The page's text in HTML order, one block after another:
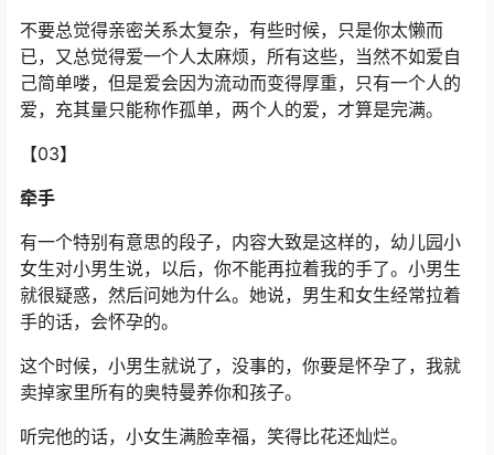
不要总觉得亲密关系太复杂，有些时候，只是你太懒而
已，又总觉得爱一个人太麻烦，所有这些，当然不如爱自
己简单喽，但是爱会因为流动而变得厚重，只有一个人的
爱，充其量只能称作孤单，两个人的爱，才算是完满。
【03】
牵手
有一个特别有意思的段子，内容大致是这样的，幼儿园小
女生对小男生说，以后，你不能再拉着我的手了。小男生
就很疑惑，然后问她为什么。她说，男生和女生经常拉着
手的话，会怀孕的。
这个时候，小男生就说了，没事的，你要是怀孕了，我就
卖掉家里所有的奥特曼养你和孩子。
听完他的话，小女生满脸幸福，笑得比花还灿烂。